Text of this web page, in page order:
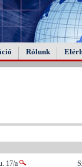
Rólunk
17/a